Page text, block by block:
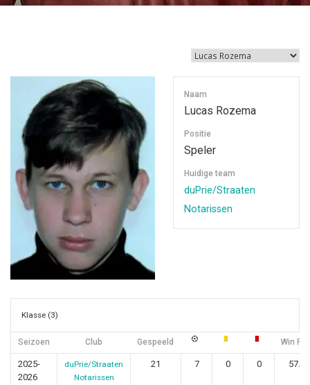
Naam
Lucas Rozema
Positie
Speler
Huidige team
duPrie/Straaten
Notarissen
Klasse (3)
Seizoen Club Gespeeld Win
2025-
2026
duPrie/Straaten
Notarissen
21 7 0 0 57.14